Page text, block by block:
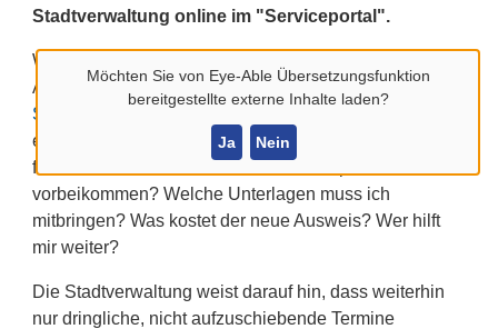
Möchten Sie von Eye-Able Übersetzungsfunktion
bereitgestellte externe Inhalte laden?
Ja Nein
Stadtverwaltung online im "Serviceportal".
Wer nach einer Dienstleistung oder einem
Ansprechpartner sucht, wird ab sofort online im
Serviceportal der Stadt Billerbeck
einen neuen Personalausweis beantragen möchte,
findet hier alle Informationen: Muss ich persönlich
vorbeikommen? Welche Unterlagen muss ich
mitbringen? Was kostet der neue Ausweis? Wer hilft
mir weiter?
Die Stadtverwaltung weist darauf hin, dass weiterhin
nur dringliche, nicht aufzuschiebende Termine